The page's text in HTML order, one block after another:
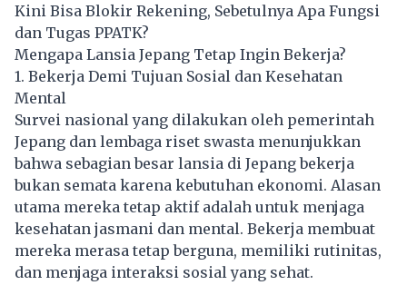
Kini Bisa Blokir Rekening, Sebetulnya Apa Fungsi
dan Tugas PPATK?
Mengapa Lansia Jepang Tetap Ingin Bekerja?
1. Bekerja Demi Tujuan Sosial dan Kesehatan
Mental
Survei nasional yang dilakukan oleh pemerintah
Jepang dan lembaga riset swasta menunjukkan
bahwa sebagian besar lansia di Jepang bekerja
bukan semata karena kebutuhan ekonomi. Alasan
utama mereka tetap aktif adalah untuk menjaga
kesehatan jasmani dan mental. Bekerja membuat
mereka merasa tetap berguna, memiliki rutinitas,
dan menjaga interaksi sosial yang sehat.